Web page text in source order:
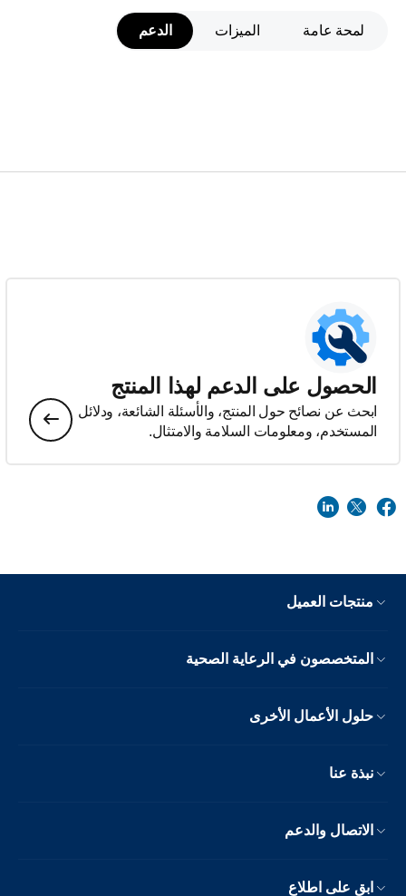
لمحة عامة الميزات الدعم
الحصول على الدعم لهذا المنتج
ابحث عن نصائح حول المنتج، والأسئلة الشائعة، ودلائل
المستخدم، ومعلومات السلامة والامتثال.
منتجات العميل
المتخصصون في الرعاية الصحية
حلول الأعمال الأخرى
نبذة عنا
الاتصال والدعم
ابق على اطلاع